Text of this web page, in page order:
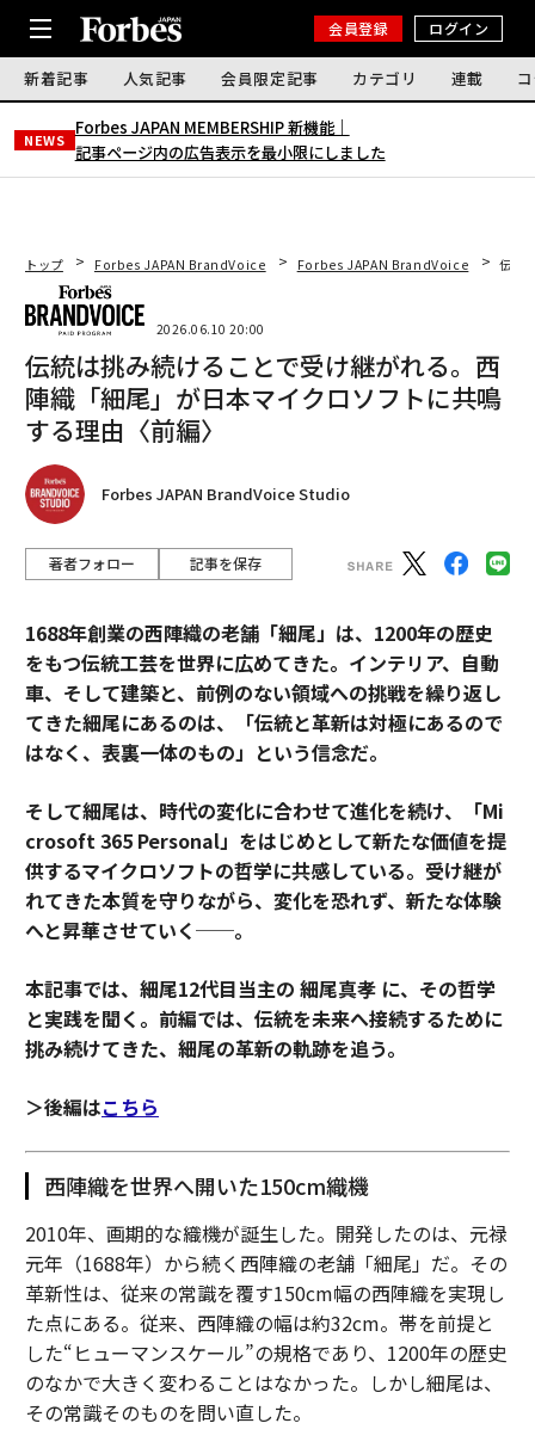
会員登録 ログイン
新着記事 人気記事 会員限定記事 カテゴリ 連載
NEWS
Forbes JAPAN MEMBERSHIP 新機能｜
記事ページ内の広告表示を最小限にしました
トップ Forbes JAPAN BrandVoice Forbes JAPAN BrandVoice 伝統
2026.06.10 20:00
伝統は挑み続けることで受け継がれる。西
陣織「細尾」が日本マイクロソフトに共鳴
する理由〈前編〉
Forbes JAPAN BrandVoice Studio
著者フォロー 記事を保存
1688年創業の西陣織の老舗「細尾」は、1200年の歴史
をもつ伝統工芸を世界に広めてきた。インテリア、自動
車、そして建築と、前例のない領域への挑戦を繰り返し
てきた細尾にあるのは、「伝統と革新は対極にあるので
はなく、表裏一体のもの」という信念だ。
そして細尾は、時代の変化に合わせて進化を続け、「Mi
crosoft 365 Personal」をはじめとして新たな価値を提
供するマイクロソフトの哲学に共感している。受け継が
れてきた本質を守りながら、変化を恐れず、新たな体験
へと昇華させていく──。
本記事では、細尾12代目当主の 細尾真孝 に、その哲学
と実践を聞く。前編では、伝統を未来へ接続するために
挑み続けてきた、細尾の革新の軌跡を追う。
＞後編はこちら
西陣織を世界へ開いた150cm織機
2010年、画期的な織機が誕生した。開発したのは、元禄
元年（1688年）から続く西陣織の老舗「細尾」だ。その
革新性は、従来の常識を覆す150cm幅の西陣織を実現し
た点にある。従来、西陣織の幅は約32cm。帯を前提と
した“ヒューマンスケール”の規格であり、1200年の歴史
のなかで大きく変わることはなかった。しかし細尾は、
その常識そのものを問い直した。